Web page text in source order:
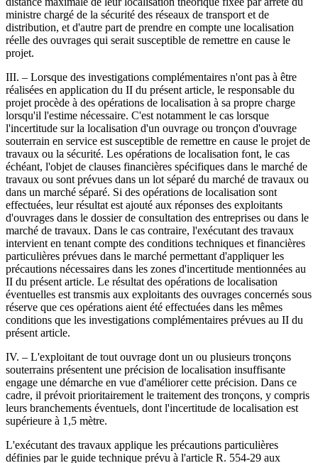
ministre chargé de la sécurité des réseaux de transport et de
distribution, et d'autre part de prendre en compte une localisation
réelle des ouvrages qui serait susceptible de remettre en cause le
projet.
III. – Lorsque des investigations complémentaires n'ont pas à être
réalisées en application du II du présent article, le responsable du
projet procède à des opérations de localisation à sa propre charge
lorsqu'il l'estime nécessaire. C'est notamment le cas lorsque
l'incertitude sur la localisation d'un ouvrage ou tronçon d'ouvrage
souterrain en service est susceptible de remettre en cause le projet de
travaux ou la sécurité. Les opérations de localisation font, le cas
échéant, l'objet de clauses financières spécifiques dans le marché de
travaux ou sont prévues dans un lot séparé du marché de travaux ou
dans un marché séparé. Si des opérations de localisation sont
effectuées, leur résultat est ajouté aux réponses des exploitants
d'ouvrages dans le dossier de consultation des entreprises ou dans le
marché de travaux. Dans le cas contraire, l'exécutant des travaux
intervient en tenant compte des conditions techniques et financières
particulières prévues dans le marché permettant d'appliquer les
précautions nécessaires dans les zones d'incertitude mentionnées au
II du présent article. Le résultat des opérations de localisation
éventuelles est transmis aux exploitants des ouvrages concernés sous
réserve que ces opérations aient été effectuées dans les mêmes
conditions que les investigations complémentaires prévues au II du
présent article.
IV. – L'exploitant de tout ouvrage dont un ou plusieurs tronçons
souterrains présentent une précision de localisation insuffisante
engage une démarche en vue d'améliorer cette précision. Dans ce
cadre, il prévoit prioritairement le traitement des tronçons, y compris
leurs branchements éventuels, dont l'incertitude de localisation est
supérieure à 1,5 mètre.
L'exécutant des travaux applique les précautions particulières
définies par le guide technique prévu à l'article R. 554-29 aux